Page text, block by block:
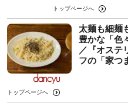
トップページへ
太麺も細麺
豊かな「色
／『オステ
フの「家つ
トップページへ